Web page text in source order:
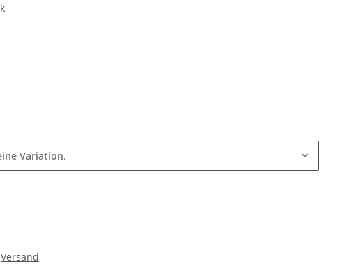
Variation.
Versand